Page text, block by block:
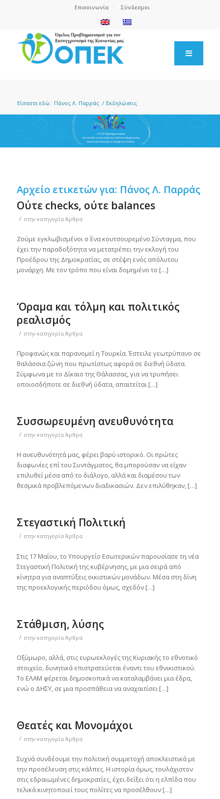
Επικοινωνία Σύνδεσμοι
Είσαστε εδώ: Πάνος Λ. Παρράς / Εκδηλώσεις
Αρχείο ετικετών για: Πάνος Λ. Παρράς
Ούτε checks, ούτε balances
/ στην κατηγορία Άρθρα
Ζούμε εγκλωβισμένοι σ΄ ένα κουτσουρεμένο Σύνταγμα, που
έχει την παραδοξότητα να μετατρέπει την εκλογή του
Προέδρου της Δημοκρατίας, σε στέψη ενός απόλυτου
μονάρχη. Με τον τρόπο που είναι δομημένο το […]
‘Οραμα και τόλμη και πολιτικός
ρεαλισμός
/ στην κατηγορία Άρθρα
Προφανώς και παρανομεί η Τουρκία. Έστειλε γεωτρύπανο σε
θαλάσσια ζώνη που πρωτίστως αφορά σε διεθνή ύδατα.
Σύμφωνα με το Δίκαιο της Θάλασσας, για να τρυπήσει
οποιοσδήποτε σε διεθνή ύδατα, απαιτείται […]
Συσσωρευμένη ανευθυνότητα
/ στην κατηγορία Άρθρα
Η ανευθυνότητά μας, φέρει βαρύ ιστορικό. Οι πρώτες
διαφωνίες επί του Συντάγματος, θα μπορούσαν να είχαν
επιλυθεί μέσα από το διάλογο, αλλά και διαμέσου των
θεσμικά προβλεπόμενων διαδικασιών. Δεν επιλύθηκαν, […]
Στεγαστική Πολιτική
/ στην κατηγορία Άρθρα
Στις 17 Μαΐου, το Υπουργείο Εσωτερικών παρουσίασε τη νέα
Στεγαστική Πολιτική της κυβέρνησης, με μια σειρά από
κίνητρα για αναπτύξεις οικιστικών μονάδων. Μέσα στη δίνη
της προεκλογικής περιόδου όμως, σχεδόν […]
Στάθμιση, λύσης
/ στην κατηγορία Άρθρα
Οξύμωρο, αλλά, στις ευρωεκλογές της Κυριακής το εθνοτικό
στοιχείο, δυνητικά επιστρατεύεται έναντι του εθνικιστικού.
Το ΕΛΑΜ φέρεται δημοσκοπικά να καταλαμβάνει μια έδρα,
ενώ ο ΔΗΣΥ, σε μια προσπάθεια να αναχαιτίσει […]
Θεατές και Μονομάχοι
/ στην κατηγορία Άρθρα
Συχνά συνδέουμε την πολιτική συμμετοχή αποκλειστικά με
την προσέλευση στις κάλπες. Η ιστορία όμως, τουλάχιστον
στις εδραιωμένες δημοκρατίες, έχει δείξει ότι η ελπίδα που
τελικά κινητοποιεί τους πολίτες να προσέλθουν […]